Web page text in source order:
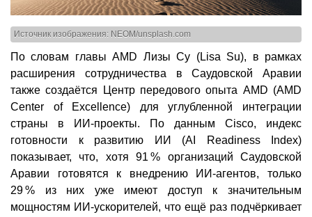
Источник изображения: NEOM/unsplash.com
По словам главы AMD Лизы Су (Lisa Su), в рамках
расширения сотрудничества в Саудовской Аравии
также создаётся Центр передового опыта AMD (AMD
Center of Excellence) для углубленной интеграции
страны в ИИ-проекты. По данным Cisco, индекс
готовности к развитию ИИ (AI Readiness Index)
показывает, что, хотя 91 % организаций Саудовской
Аравии готовятся к внедрению ИИ-агентов, только
29 % из них уже имеют доступ к значительным
мощностям ИИ-ускорителей, что ещё раз подчёркивает